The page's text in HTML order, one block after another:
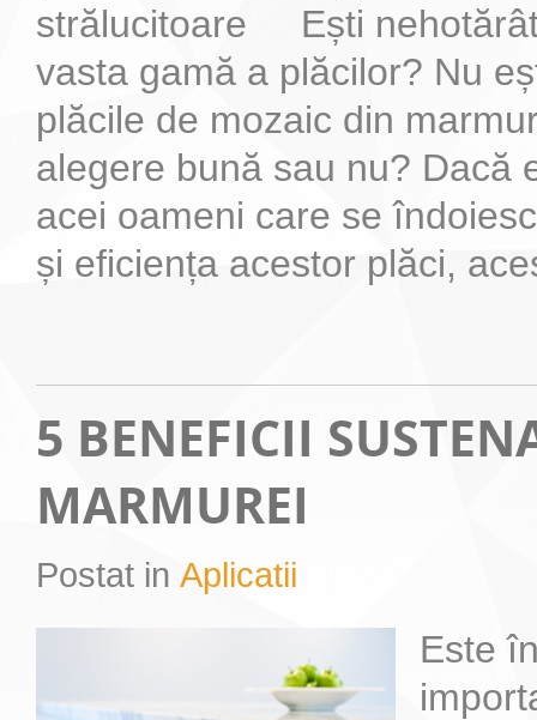
strălucitoare Ești
vasta gamă a plăcilor? Nu
plăcile de mozaic din
alegere bună sau nu? Dacă
acei oameni care se
și eficiența acestor plăci,
5 BENEFICII
MARMUREI
Postat in Aplicatii
Este